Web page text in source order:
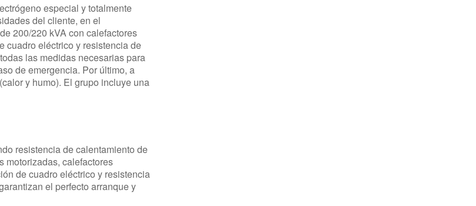
especial y totalmente
del cliente, en el
200/220 kVA con calefactores
cuadro eléctrico y resistencia de
las medidas necesarias para
de emergencia. Por último, a
y humo). El grupo incluye una
resistencia de calentamiento de
motorizadas, calefactores
de cuadro eléctrico y resistencia
el perfecto arranque y